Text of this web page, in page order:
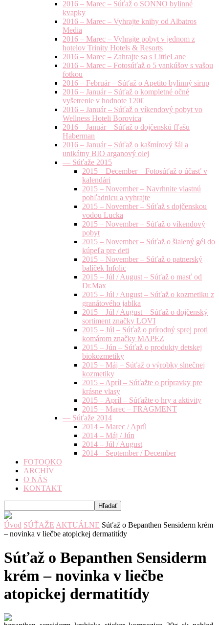
2016 – Marec – Súťaž o SONNO bylinné
kvapky
2016 – Marec – Vyhrajte knihy od Albatros
Media
2016 – Marec – Vyhrajte pobyt v jednom z
hotelov Trinity Hotels & Resorts
2016 – Marec – Zahrajte sa s LittleLane
2016 – Marec – Fotosúťaž o 5 vankúšov s vašou
fotkou
2016 – Február – Súťaž o Apetito bylinný sirup
2016 – Január – Súťaž o kompletné očné
vyšetrenie v hodnote 120€
2016 – Január – Súťaž o víkendový pobyt vo
Wellness Hoteli Borovica
2016 – Január – Súťaž o dojčenskú fľašu
Haberman
2016 – Január – Súťaž o kašmírový šál a
unikátny BIO arganový olej
— Súťaže 2015
2015 – December – Fotosúťaž o účasť v
kalendári
2015 – November – Navrhnite vlastnú
pohľadnicu a vyhrajte
2015 – November – Súťaž s dojčenskou
vodou Lucka
2015 – November – Súťaž o víkendový
pobyt
2015 – November – Súťaž o šialený gél do
kúpeľa pre deti
2015 – November – Súťaž o patnerský
balíček Infolic
2015 – Júl / August – Súťaž o masť od
Dr.Max
2015 – Júl / August – Súťaž o kozmetiku z
granátového jablka
2015 – Júl / August – Súťaž o dojčenský
sortiment značky LOVI
2015 – Júl – Súťaž o prírodný sprej proti
komárom značky MAPEZ
2015 – Jún – Súťaž o produkty detskej
biokozmetiky
2015 – Máj – Súťaž o výrobky slnečnej
kozmetiky
2015 – Apríl – Súťažte o prípravky pre
krásne vlasy
2015 – Apríl – Súťažte o hry a aktivity
2015 – Marec – FRAGMENT
— Súťaže 2014
2014 – Marec / Apríl
2014 – Máj / Jún
2014 – Júl / August
2014 – September / December
FOTOOKO
ARCHÍV
O NÁS
KONTAKT
Úvod SÚŤAŽE AKTUÁLNE Súťaž o Bepanthen Sensiderm krém
– novinka v liečbe atopickej dermatitídy
Súťaž o Bepanthen Sensiderm
krém – novinka v liečbe
atopickej dermatitídy